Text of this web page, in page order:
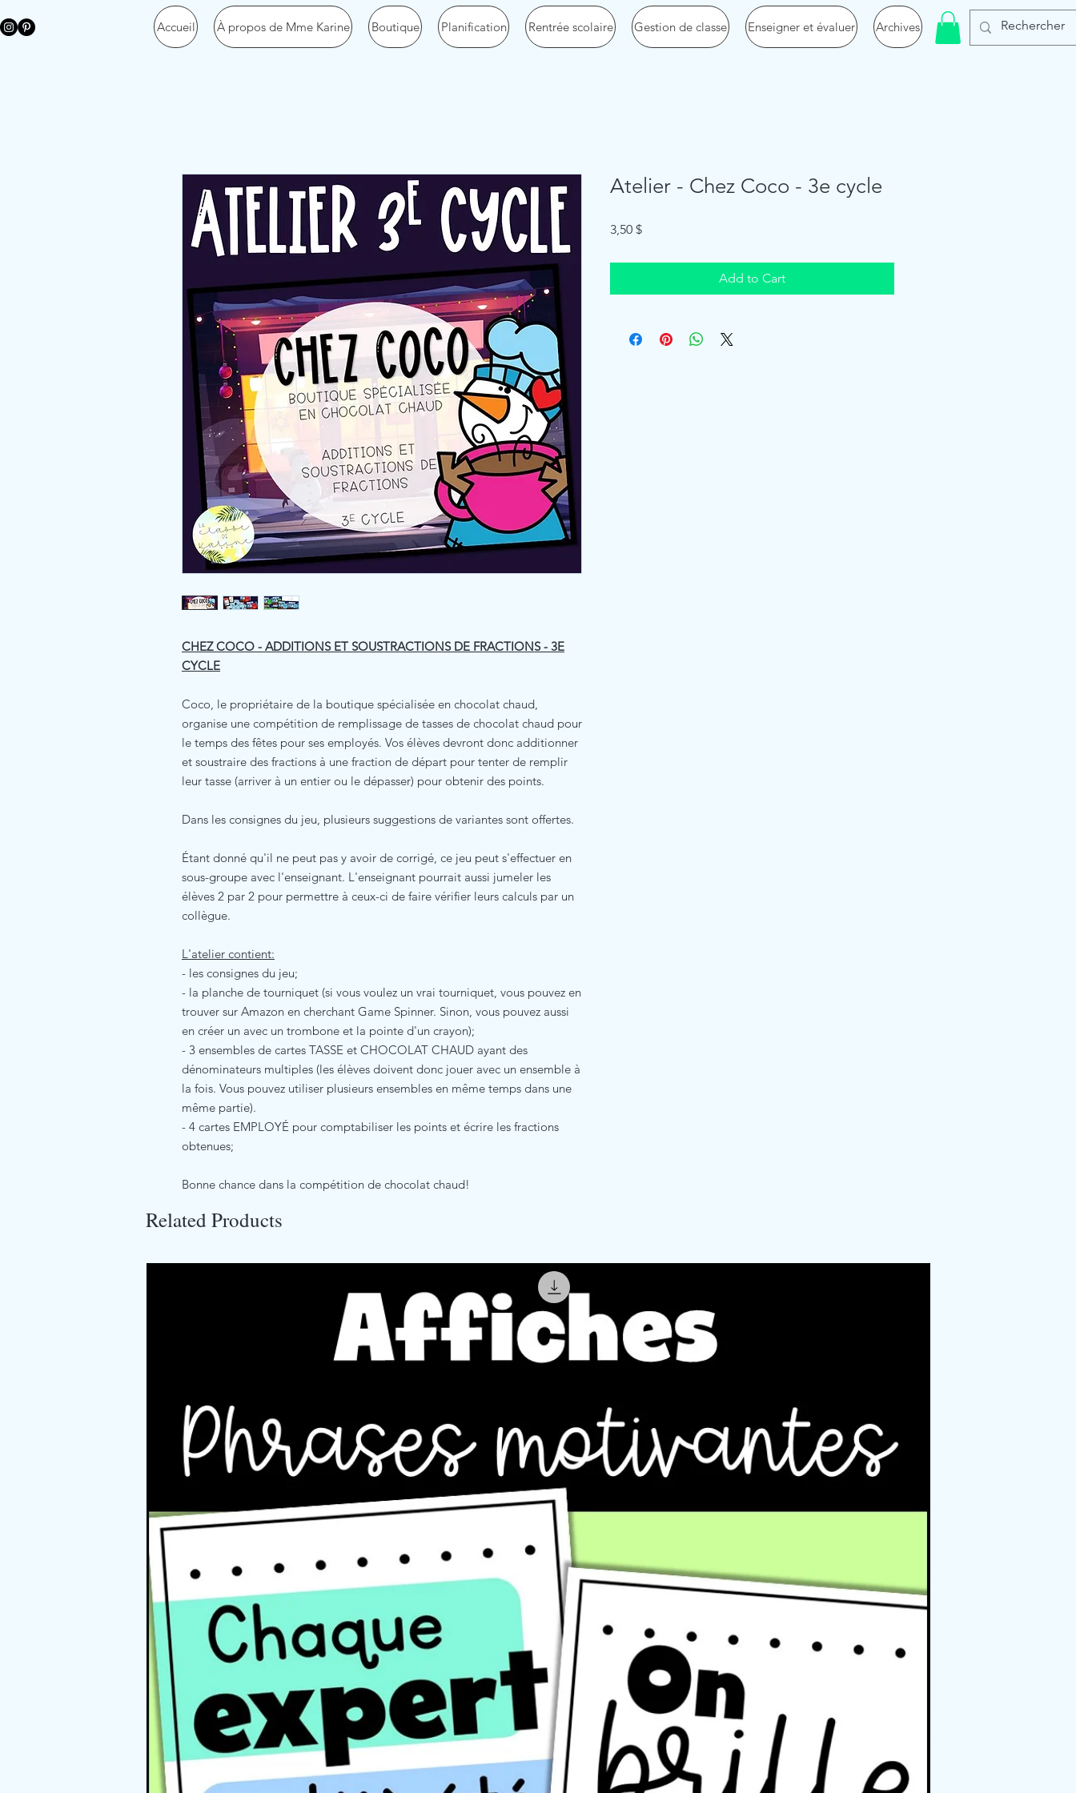
Accueil À propos de Mme Karine Boutique Planification Rentrée scolaire Gestion de classe Enseigner et évaluer Archives
CHEZ COCO - ADDITIONS ET SOUSTRACTIONS DE FRACTIONS - 3E
CYCLE
Coco, le propriétaire de la boutique spécialisée en chocolat chaud,
organise une compétition de remplissage de tasses de chocolat chaud pour
le temps des fêtes pour ses employés. Vos élèves devront donc additionner
et soustraire des fractions à une fraction de départ pour tenter de remplir
leur tasse (arriver à un entier ou le dépasser) pour obtenir des points.
Dans les consignes du jeu, plusieurs suggestions de variantes sont offertes.
Étant donné qu'il ne peut pas y avoir de corrigé, ce jeu peut s'effectuer en
sous-groupe avec l'enseignant. L'enseignant pourrait aussi jumeler les
élèves 2 par 2 pour permettre à ceux-ci de faire vérifier leurs calculs par un
collègue.
L'atelier contient:
- les consignes du jeu;
- la planche de tourniquet (si vous voulez un vrai tourniquet, vous pouvez en
trouver sur Amazon en cherchant Game Spinner. Sinon, vous pouvez aussi
en créer un avec un trombone et la pointe d'un crayon);
- 3 ensembles de cartes TASSE et CHOCOLAT CHAUD ayant des
dénominateurs multiples (les élèves doivent donc jouer avec un ensemble à
la fois. Vous pouvez utiliser plusieurs ensembles en même temps dans une
même partie).
- 4 cartes EMPLOYÉ pour comptabiliser les points et écrire les fractions
obtenues;
Bonne chance dans la compétition de chocolat chaud!
Atelier - Chez Coco - 3e cycle
3,50 $Price
Add to Cart
Related Products